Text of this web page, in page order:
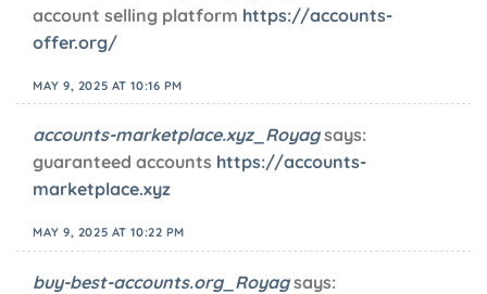
account selling platform https://accounts-
offer.org/
MAY 9, 2025 AT 10:16 PM
accounts-marketplace.xyz_Royag says:
guaranteed accounts https://accounts-
marketplace.xyz
MAY 9, 2025 AT 10:22 PM
buy-best-accounts.org_Royag says: